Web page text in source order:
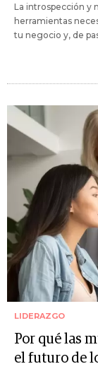
La introspección y
herramientas
tu negocio y, de
LIDERAZGO
Por qué las
el futuro de